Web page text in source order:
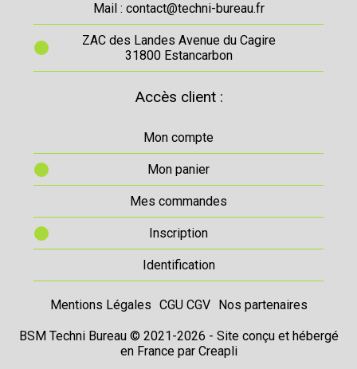
Mail : contact@techni-bureau.fr
ZAC des Landes Avenue du Cagire
31800 Estancarbon
Accès client :
Mon compte
Mon panier
Mes commandes
Inscription
Identification
Mentions Légales CGU CGV Nos partenaires
BSM Techni Bureau © 2021-2026 - Site conçu et hébergé
en France par Creapli